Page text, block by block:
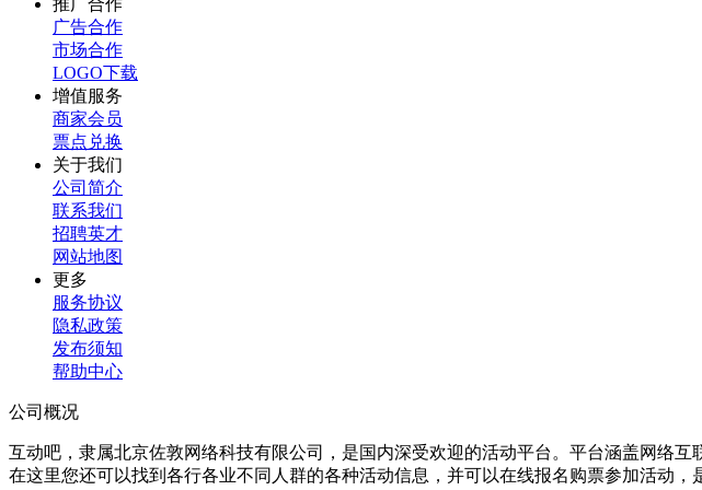
推广合作
广告合作
市场合作
LOGO下载
增值服务
商家会员
票点兑换
关于我们
公司简介
联系我们
招聘英才
网站地图
更多
服务协议
隐私政策
发布须知
帮助中心
公司概况
互动吧，隶属北京佐敦网络科技有限公司，是国内深受欢迎的活动平台。平台涵盖网络
在这里您还可以找到各行各业不同人群的各种活动信息，并可以在线报名购票参加活动，